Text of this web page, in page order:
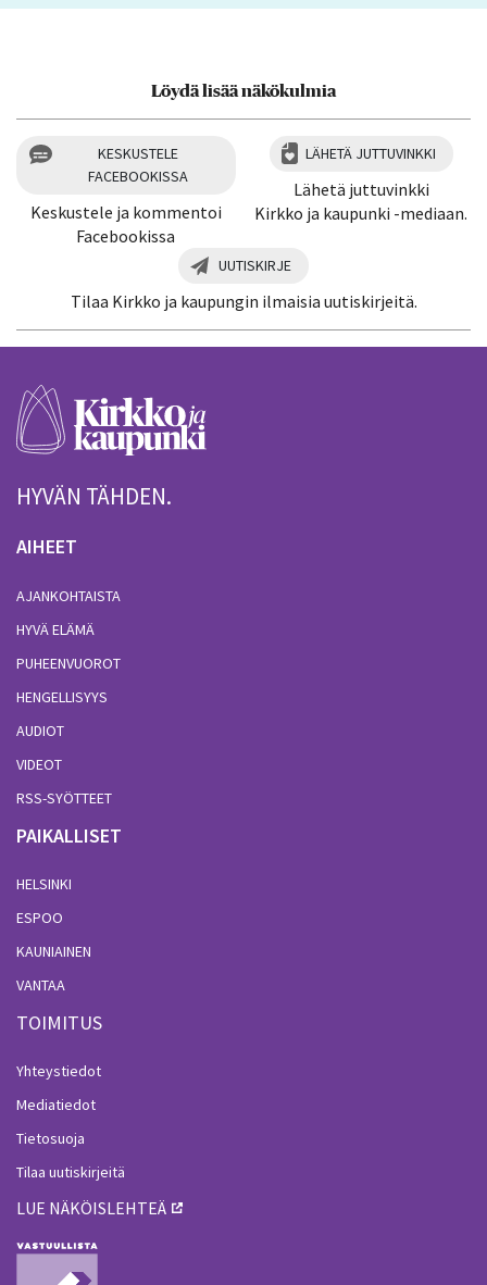
Löydä lisää näkökulmia
KESKUSTELE
FACEBOOKISSA
Keskustele ja kommentoi
Facebookissa
LÄHETÄ JUTTUVINKKI
Lähetä juttuvinkki
Kirkko ja kaupunki -mediaan.
UUTISKIRJE
Tilaa Kirkko ja kaupungin ilmaisia uutiskirjeitä.
HYVÄN TÄHDEN.
AIHEET
AJANKOHTAISTA
HYVÄ ELÄMÄ
PUHEENVUOROT
HENGELLISYYS
AUDIOT
VIDEOT
RSS-SYÖTTEET
PAIKALLISET
HELSINKI
ESPOO
KAUNIAINEN
VANTAA
TOIMITUS
Yhteystiedot
Mediatiedot
Tietosuoja
Tilaa uutiskirjeitä
LUE NÄKÖISLEHTEÄ